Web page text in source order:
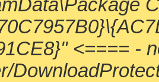
<==== -